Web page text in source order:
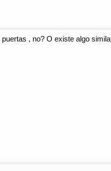
, no? O existe algo